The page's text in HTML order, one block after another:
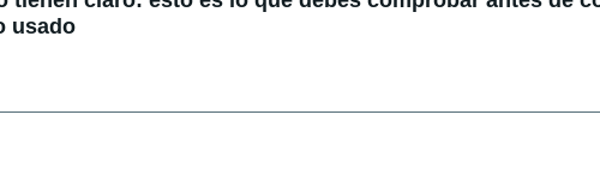
usado